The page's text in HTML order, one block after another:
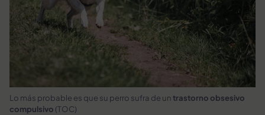
Lo más probable es que su perro sufra de untrastorno obsesivo
compulsivo (TOC)